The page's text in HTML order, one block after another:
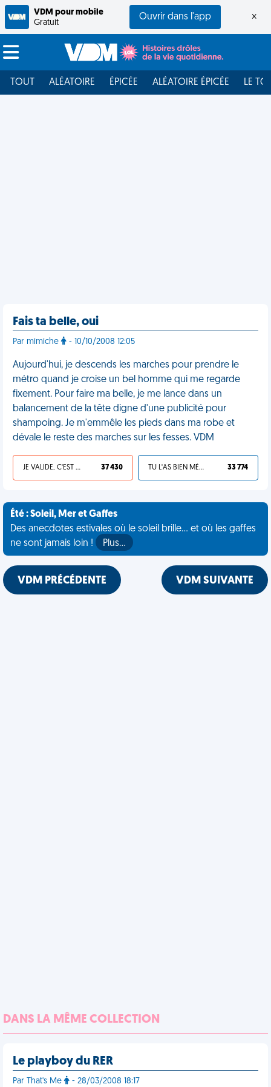
VDM pour mobile
Gratuit
Ouvrir dans l'app ×
TOUT ALÉATOIRE ÉPICÉE ALÉATOIRE ÉPICÉE LE
Fais ta belle, oui
Par mimiche - 10/10/2008 12:05
Aujourd'hui, je descends les marches pour prendre le
métro quand je croise un bel homme qui me regarde
fixement. Pour faire ma belle, je me lance dans un
balancement de la tête digne d'une publicité pour
shampoing. Je m'emmêle les pieds dans ma robe et
dévale le reste des marches sur les fesses. VDM
JE VALIDE, C'EST UNE VDM 37 430 TU L'AS BIEN MÉRITÉ 33 774
Été : Soleil, Mer et Gaffes
Des anecdotes estivales où le soleil brille... et où les gaffes
ne sont jamais loin !
Plus…
VDM PRÉCÉDENTE VDM SUIVANTE
DANS LA MÊME COLLECTION
Le playboy du RER
Par That's Me - 28/03/2008 18:17